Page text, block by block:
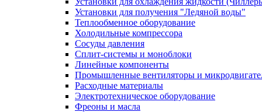
Установки для получения "Ледяной воды"
Теплообменное оборудование
Холодильные компрессора
Сосуды давления
Cплит-системы и моноблоки
Линейные компоненты
Промышленные вентиляторы и
Расходные материалы
Электротехническое оборудование
Фреоны и масла